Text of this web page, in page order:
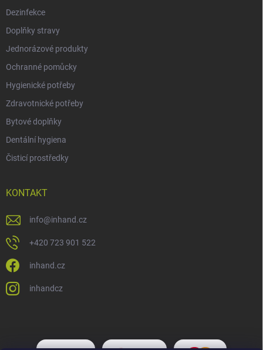
Dezinfekce
Doplňky stravy
Jednorázové produkty
Ochranné pomůcky
Hygienické potřeby
Zdravotnické potřeby
Bytové doplňky
Dentální hygiena
Čisticí prostředky
KONTAKT
info@inhand.cz
+420 723 901 522
inhand.cz
inhandcz